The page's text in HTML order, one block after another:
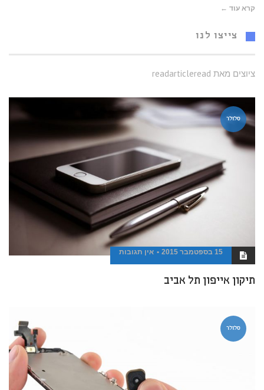
קרא עוד ←
צייצו לנו
ציוצים מאת readarticleread
סלולר
15 בספטמבר 2015 אין תגובות
תיקון אייפון תל אביב
סלולר